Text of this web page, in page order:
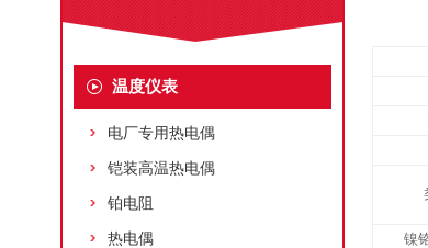
温度仪表
电厂专用热电偶
铠装高温热电偶
铂电阻
热电偶
镍